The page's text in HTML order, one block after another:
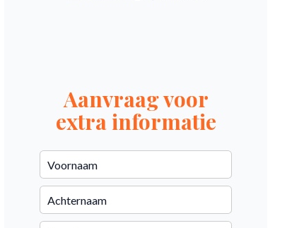
Aanvraag voor
extra informatie